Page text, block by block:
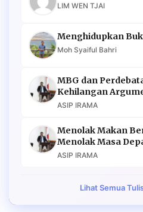
LIM WEN TJAI
Menghidupkan
Moh Syaiful Bahri
MBG dan
Kehilangan
ASIP IRAMA
Menolak Makan
Menolak Masa
ASIP IRAMA
Lihat Semua